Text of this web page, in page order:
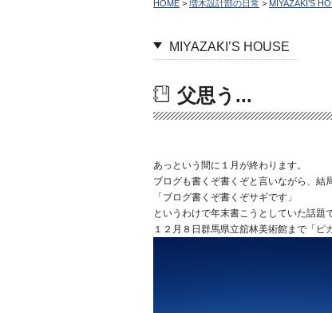
HOME > 増木設計部の日常 > MIYAZAKI’S
MIYAZAKI’S HOUSE
父思う...
あっという間に１月が終わります。
ブログも書くぞ書くぞと言いながら、結
「ブログ書くぞ書くぞサギです」
というわけで年末書こうとしていた話題
１２月８日群馬県立舘林美術館まで「ピ